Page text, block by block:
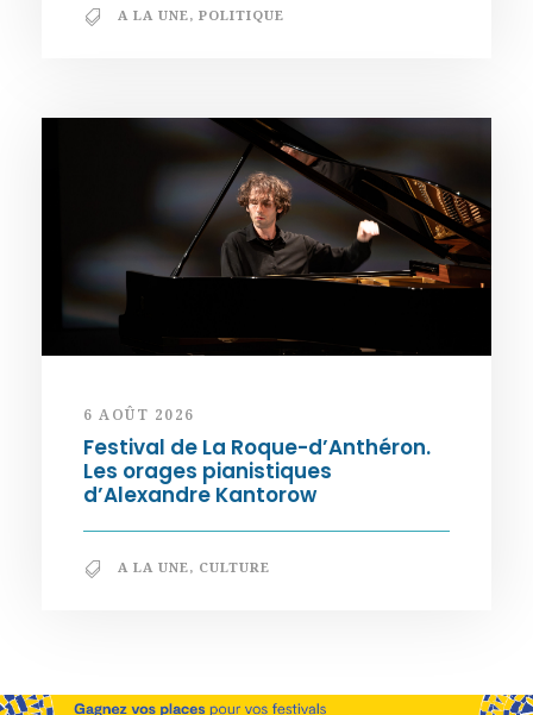
A LA UNE, POLITIQUE
6 AOÛT 2026
Festival de La Roque-d’Anthéron.
Les orages pianistiques
d’Alexandre Kantorow
A LA UNE, CULTURE